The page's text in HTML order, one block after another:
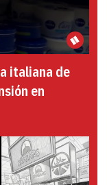
italiana de
en